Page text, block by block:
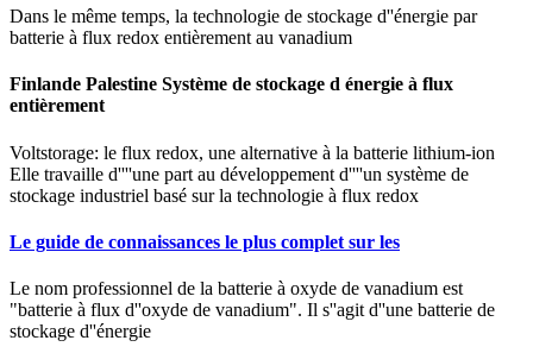
Dans le même temps, la technologie de stockage d''énergie par
batterie à flux redox entièrement au vanadium
Finlande Palestine Système de stockage d énergie à flux
entièrement
Voltstorage: le flux redox, une alternative à la batterie lithium-ion
Elle travaille d''''une part au développement d''''un système de
stockage industriel basé sur la technologie à flux redox
Le guide de connaissances le plus complet sur les
Le nom professionnel de la batterie à oxyde de vanadium est
"batterie à flux d''oxyde de vanadium". Il s''agit d''une batterie de
stockage d''énergie